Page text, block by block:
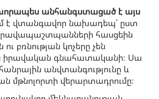
խորապես անհանգստացած է այս
է վտանգավոր նախադեպ՝ ըստ
հասցեին
բռնության կոչերը չեն
գնահատականի։ Սա
անվտանգությունը և
մթնոլորտի վերարտադրումը։